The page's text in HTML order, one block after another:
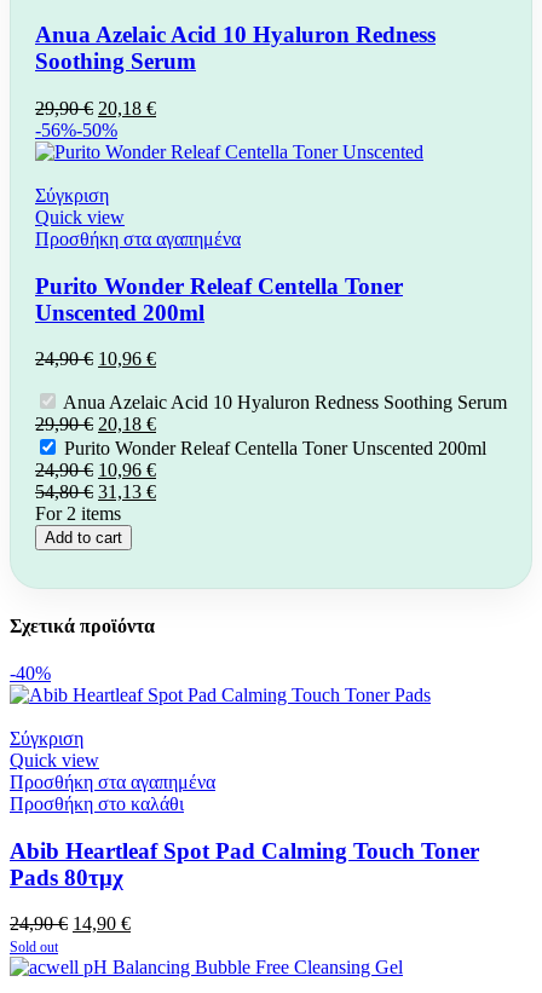
Anua Azelaic Acid 10 Hyaluron Redness
Soothing Serum
29,90€ Original
price
was:
20,18 €Η
τιμή
-56%-50%
Σύγκριση
Quick view
Προσθήκη στα αγαπημένα
Purito Wonder Releaf Centella Toner
Unscented 200ml
24,90€ Original
was:
24,90 €.
10,96 €Η
τιμή
είναι:
10,96 €.
Anua Azelaic Acid 10 Hyaluron Redness Soothing Serum
29,90€ Original
price
was:
29,90 €.
20,18 €Η
τρέχουσα
τιμή
είναι:
Purito Wonder Releaf Centella Toner Unscented 200ml
24,90€ Original
price
was:
24,90 €.
10,96 €Η
τρέχουσα
54,80€ Original
price
was:
54,80 €.
31,13 €Η
For 2 items
Add to cart
Σχετικά προϊόντα
-40%
Σύγκριση
Quick view
Προσθήκη στα αγαπημένα
Προσθήκη στο καλάθι
Abib Heartleaf Spot Pad Calming Touch Toner
Pads 80τμχ
24,90€ Original
was:
14,90 €Η
τιμή
Sold out